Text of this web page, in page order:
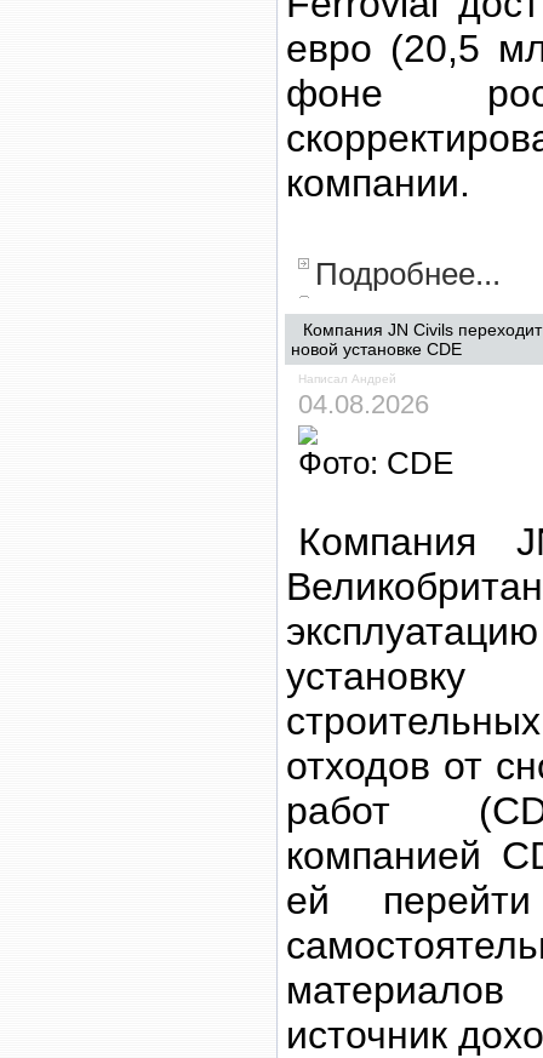
евро (20,5
фоне
компании.
Подробнее...
Компания JN Civils
новой установке CDE
Написал Андрей
04.08.2026
Фото: CDE
Компания
отходов от
работ
компанией
ей
источник